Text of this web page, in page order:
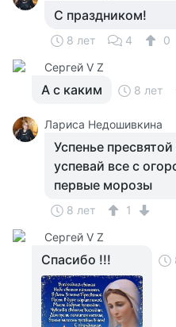
С праздником!
8 лет 4
0
Сергей V Z
А с каким 8 лет
Лариса Недошивкина
Успенье
успевай все с
первые морозы
8 лет
1
Сергей V Z
Спасибо !!!